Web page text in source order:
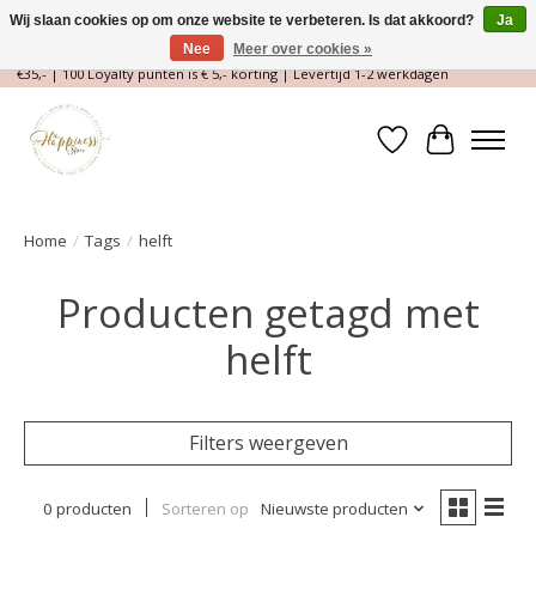
Magische Conceptstore, Edelstenen & Spirituele winkel | Gratis verzending >
€35,- | 100 Loyalty punten is € 5,- korting | Levertijd 1-2 werkdagen
Verlanglijst
Home / Tags / helft
Producten getagd met
helft
Filters weergeven
0 producten Sorteren op Nieuwste producten
Wij slaan cookies op om onze website te verbeteren. Is dat akkoord?
Ja
Nee
Meer over cookies »